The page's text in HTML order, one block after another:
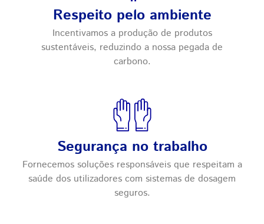
Respeito pelo ambiente
Incentivamos a produção de produtos
sustentáveis, reduzindo a nossa pegada de
carbono.
Segurança no trabalho
Fornecemos soluções responsáveis que respeitam a
saúde dos utilizadores com sistemas de dosagem
seguros.